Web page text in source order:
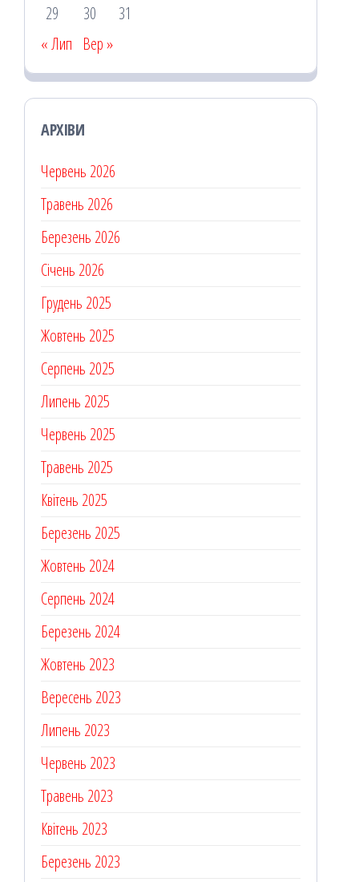
29
30
31
« Лип Вер »
АРХІВИ
Червень 2026
Травень 2026
Березень 2026
Січень 2026
Грудень 2025
Жовтень 2025
Серпень 2025
Липень 2025
Червень 2025
Травень 2025
Квітень 2025
Березень 2025
Жовтень 2024
Серпень 2024
Березень 2024
Жовтень 2023
Вересень 2023
Липень 2023
Червень 2023
Травень 2023
Квітень 2023
Березень 2023